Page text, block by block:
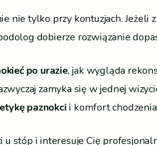
nie tylko przy kontuzjach. Jeżeli
dobierze rozwiązanie
po urazie, jak wygląda
zamyka się w jednej
paznokci i komfort
u stóp i interesuje Cię